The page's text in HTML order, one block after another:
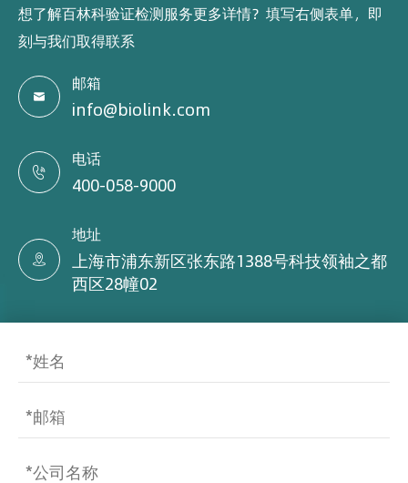
想了解百林科验证检测服务更多详情？填写右侧表单，即
刻与我们取得联系

邮箱
info@biolink.com

电话
400-058-9000

地址
上海市浦东新区张东路1388号科技领袖之都
西区28幢02